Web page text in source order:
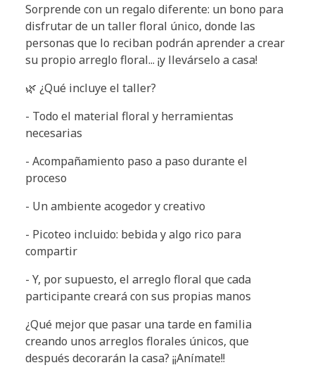
Sorprende con un regalo diferente: un bono para
disfrutar de un taller floral único, donde las
personas que lo reciban podrán aprender a crear
su propio arreglo floral... ¡y llevárselo a casa!
🌿 ¿Qué incluye el taller?
- Todo el material floral y herramientas
necesarias
- Acompañamiento paso a paso durante el
proceso
- Un ambiente acogedor y creativo
- Picoteo incluido: bebida y algo rico para
compartir
- Y, por supuesto, el arreglo floral que cada
participante creará con sus propias manos
¿Qué mejor que pasar una tarde en familia
creando unos arreglos florales únicos, que
después decorarán la casa? ¡¡Anímate!!